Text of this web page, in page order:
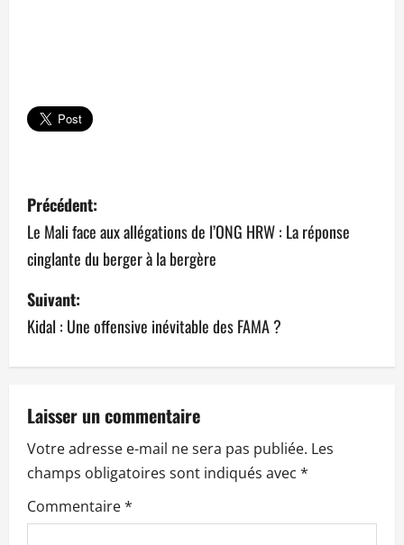
N
a
v
i
g
t
i
o
n
Précédent:
Le Mali face aux allégations de l’ONG HRW : La réponse
cinglante du berger à la bergère
Suivant:
Kidal : Une offensive inévitable des FAMA ?
Laisser un commentaire
Votre adresse e-mail ne sera pas publiée. Les
champs obligatoires sont indiqués avec *
Commentaire*